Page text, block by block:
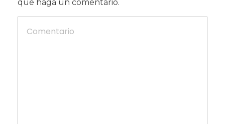
que haga un comentario.